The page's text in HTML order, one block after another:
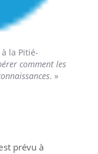
la Pitié-
comment les
. »
prévu à